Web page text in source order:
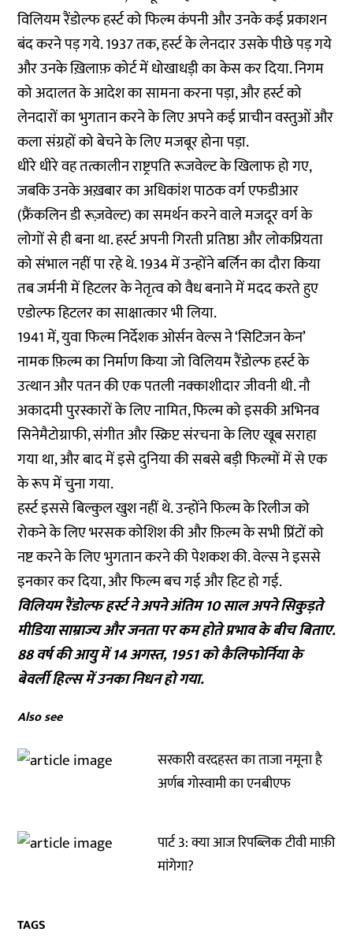
विलियम रैंडोल्फ हर्स्ट को फिल्म कंपनी और उनके कई प्रकाशन
बंद करने पड़ गये. 1937 तक, हर्स्ट के लेनदार उसके पीछे पड़ गये
और उनके ख़िलाफ़ कोर्ट में धोखाधड़ी का केस कर दिया. निगम
को अदालत के आदेश का सामना करना पड़ा, और हर्स्ट को
लेनदारों का भुगतान करने के लिए अपने कई प्राचीन वस्तुओं और
कला संग्रहों को बेचने के लिए मजबूर होना पड़ा.
धीरे धीरे वह तत्कालीन राष्ट्रपति रूजवेल्ट के खिलाफ हो गए,
जबकि उनके अख़बार का अधिकांश पाठक वर्ग एफडीआर
(फ्रैंकलिन डी रूज़वेल्ट) का समर्थन करने वाले मजदूर वर्ग के
लोगों से ही बना था. हर्स्ट अपनी गिरती प्रतिष्ठा और लोकप्रियता
को संभाल नहीं पा रहे थे. 1934 में उन्होंने बर्लिन का दौरा किया
तब जर्मनी में हिटलर के नेतृत्व को वैध बनाने में मदद करते हुए
एडोल्फ हिटलर का साक्षात्कार भी लिया.
1941 में, युवा फिल्म निर्देशक ओर्सन वेल्स ने ‘सिटिजन केन’
नामक फ़िल्म का निर्माण किया जो विलियम रैंडोल्फ हर्स्ट के
उत्थान और पतन की एक पतली नक्काशीदार जीवनी थी. नौ
अकादमी पुरस्कारों के लिए नामित, फिल्म को इसकी अभिनव
सिनेमैटोग्राफी, संगीत और स्क्रिप्ट संरचना के लिए खूब सराहा
गया था, और बाद में इसे दुनिया की सबसे बड़ी फिल्मों में से एक
के रूप में चुना गया.
हर्स्ट इससे बिल्कुल खुश नहीं थे. उन्होंने फिल्म के रिलीज को
रोकने के लिए भरसक कोशिश की और फ़िल्म के सभी प्रिंटों को
नष्ट करने के लिए भुगतान करने की पेशकश की. वेल्स ने इससे
इनकार कर दिया, और फिल्म बच गई और हिट हो गई.
विलियम रैंडोल्फ हर्स्ट ने अपने अंतिम 10 साल अपने सिकुड़ते
मीडिया साम्राज्य और जनता पर कम होते प्रभाव के बीच बिताए.
88 वर्ष की आयु में 14 अगस्त, 1951 को कैलिफोर्निया के
बेवर्ली हिल्स में उनका निधन हो गया.
Also see
सरकारी वरदहस्त का ताजा नमूना है
अर्णब गोस्वामी का एनबीएफ
पार्ट 3: क्या आज रिपब्लिक टीवी माफ़ी
मांगेगा?
TAGS